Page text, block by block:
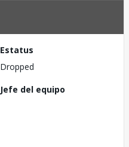
Estatus
Dropped
Jefe del equipo